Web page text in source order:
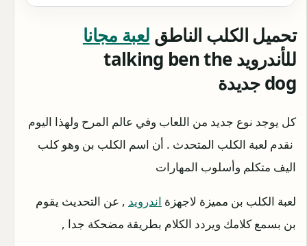
تحميل الكلب الناطق لعبة مجانا
للأندرويد talking ben the
dog جديدة
كل يوجد نوع جديد من اللعاب وفي عالم المرح ولهذا اليوم
نقدم لعبة الكلب المتحدث . أن اسم الكلب بن وهو كلب
اليف متكلم وأسلوب المهارات
لعبة الكلب بن مميزة لاجهزة اندرويد , عن التحديث يقوم
بن بسمع كلامك ويردد الكلام بطريقة مضحكة جدا ,